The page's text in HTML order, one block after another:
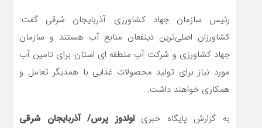
رئیس سازمان جهاد کشاورزی آذربایجان شرقی گفت:
کشاورزان اصلی‌ترین ذینفعان منابع آب هستند و سازمان
جهاد کشاورزی و شرکت آب منطقه ای استان برای تامین آب
مورد نیاز برای تولید محصولات غذایی با همدیگر تعامل و
همکاری خواهند داشت.
به گزارش پایگاه خبریاولدوز پرس/ آذربایجان شرقی